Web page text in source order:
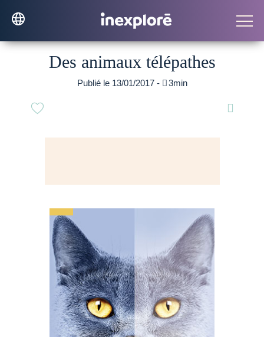
Des animaux télépathes
Publié le 13/01/2017 - 3min
